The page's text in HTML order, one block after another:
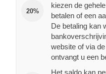
20%
kiezen de
betalen of een
De betaling kan
website of via
ontvangt u een
Het saldo kan